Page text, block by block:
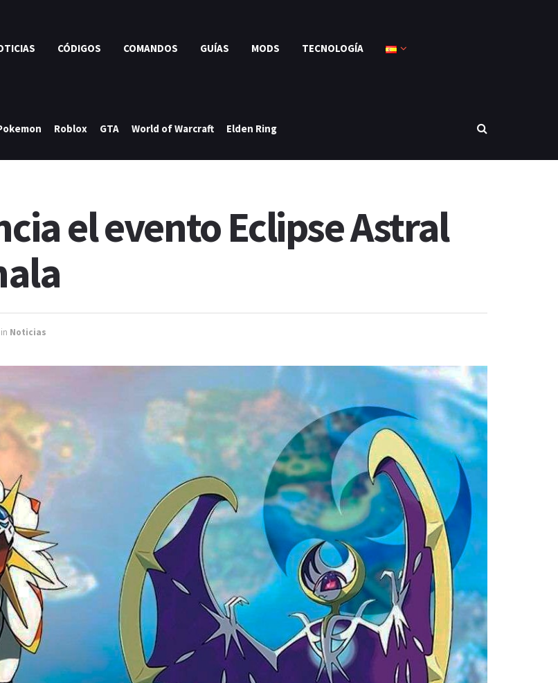
CÓDIGOS COMANDOS GUÍAS MODS TECNOLOGÍA
Roblox GTA World of Warcraft Elden Ring
el evento Eclipse Astral
in Noticias